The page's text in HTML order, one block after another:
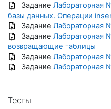
Задание Лабораторная
базы данных. Операции
Задание Лабораторная
Задание Лабораторная
возвращающие таблицы
Задание Лабораторная
Задание Лабораторная
Тесты